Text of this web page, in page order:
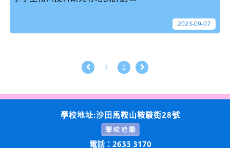
2023-09-07
1 2
學校地址:沙田馬鞍山鞍駿街28號
電話：2633 3170